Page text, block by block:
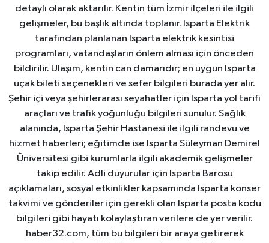
detaylı olarak aktarılır. Kentin tüm İzmir ilçeleri ile ilgili
gelişmeler, bu başlık altında toplanır. Isparta Elektrik
tarafından planlanan Isparta elektrik kesintisi
programları, vatandaşların önlem alması için önceden
bildirilir. Ulaşım, kentin can damarıdır; en uygun Isparta
uçak bileti seçenekleri ve sefer bilgileri burada yer alır.
Şehir içi veya şehirlerarası seyahatler için Isparta yol tarifi
araçları ve trafik yoğunluğu bilgileri sunulur. Sağlık
alanında, Isparta Şehir Hastanesi ile ilgili randevu ve
hizmet haberleri; eğitimde ise Isparta Süleyman Demirel
Üniversitesi gibi kurumlarla ilgili akademik gelişmeler
takip edilir. Adli duyurular için Isparta Barosu
açıklamaları, sosyal etkinlikler kapsamında Isparta konser
takvimi ve gönderiler için gerekli olan Isparta posta kodu
bilgileri gibi hayatı kolaylaştıran verilere de yer verilir.
haber32.com, tüm bu bilgileri bir araya getirerek